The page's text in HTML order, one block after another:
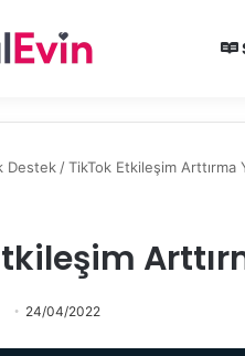
Destek /TikTok Etkileşim Arttırma
24/04/2022